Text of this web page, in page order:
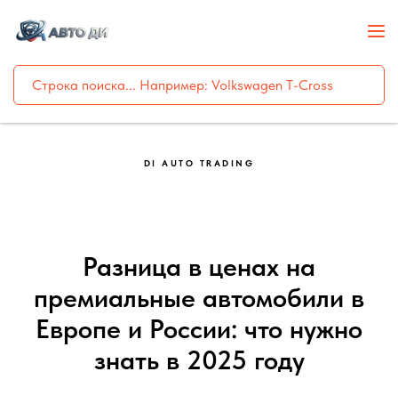
DI AUTO TRADING
Разница в ценах на
премиальные автомобили в
Европе и России: что нужно
знать в 2025 году